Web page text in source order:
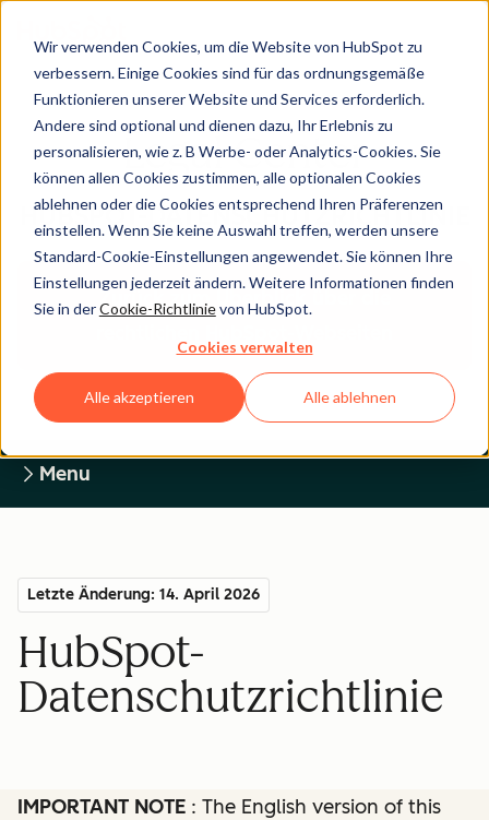
Wir verwenden Cookies, um die Website von HubSpot zu
verbessern. Einige Cookies sind für das ordnungsgemäße
Funktionieren unserer Website und Services erforderlich.
Andere sind optional und dienen dazu, Ihr Erlebnis zu
personalisieren, wie z. B Werbe- oder Analytics-Cookies. Sie
können allen Cookies zustimmen, alle optionalen Cookies
ablehnen oder die Cookies entsprechend Ihren Präferenzen
einstellen. Wenn Sie keine Auswahl treffen, werden unsere
Standard-Cookie-Einstellungen angewendet. Sie können Ihre
Einstellungen jederzeit ändern. Weitere Informationen finden
Sie in derCookie-Richtlinievon HubSpot.
Cookies verwalten
Alle akzeptieren Alle ablehnen
Legal Center
HUBSPOT-DATENSCHUTZRICHTLINIE
Zurück zum Überblick über die
Menu
Letzte Änderung: 14. April 2026
HubSpot-
Datenschutzrichtlinie
IMPORTANT NOTE : The English version of this